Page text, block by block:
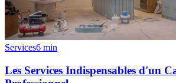
Services6 min
Les Services Indispensables d'un